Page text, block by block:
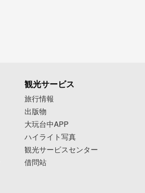
観光サービス
旅行情報
出版物
大玩台中APP
ハイライト写真
観光サービスセンター
借問站